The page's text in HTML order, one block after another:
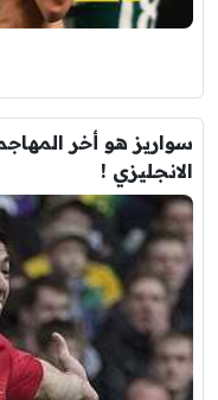
سواريز هو أخر
الانجليزي !